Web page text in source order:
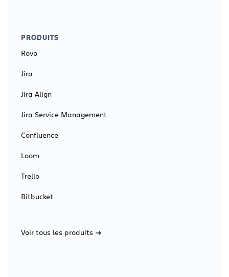
PRODUITS
Rovo
Jira
Jira Align
Jira Service Management
Confluence
Loom
Trello
Bitbucket
Voir tous les produits